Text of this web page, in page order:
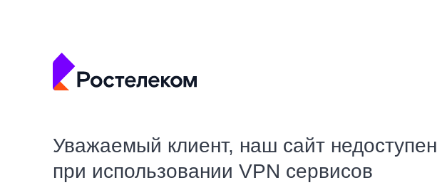
Уважаемый клиент, наш сайт недоступен
при использовании VPN сервисов